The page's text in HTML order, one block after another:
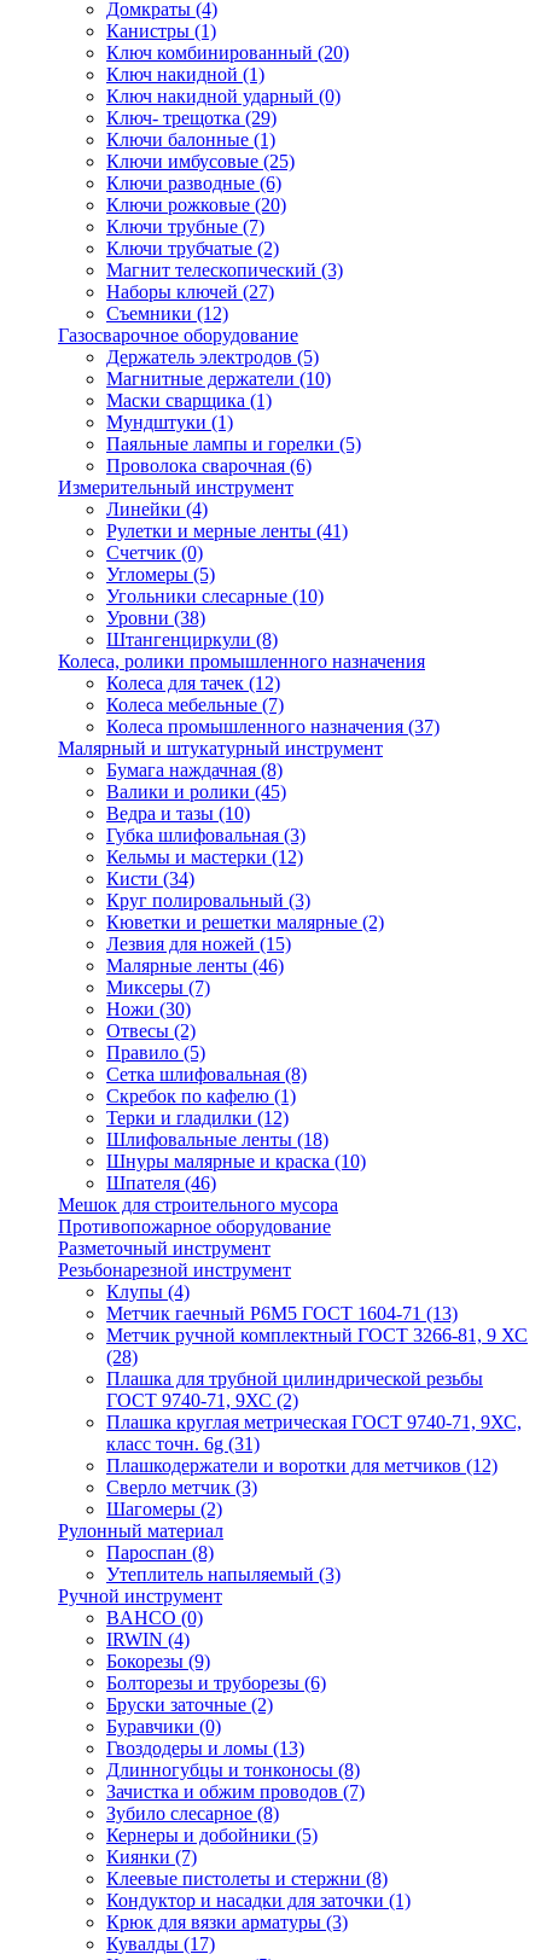
Домкраты (4)
Канистры (1)
Ключ комбинированный (20)
Ключ накидной (1)
Ключ накидной ударный (0)
Ключ- трещотка (29)
Ключи балонные (1)
Ключи имбусовые (25)
Ключи разводные (6)
Ключи рожковые (20)
Ключи трубные (7)
Ключи трубчатые (2)
Магнит телескопический (3)
Наборы ключей (27)
Съемники (12)
Газосварочное оборудование
Держатель электродов (5)
Магнитные держатели (10)
Маски сварщика (1)
Мундштуки (1)
Паяльные лампы и горелки (5)
Проволока сварочная (6)
Измерительный инструмент
Линейки (4)
Рулетки и мерные ленты (41)
Счетчик (0)
Угломеры (5)
Угольники слесарные (10)
Уровни (38)
Штангенциркули (8)
Колеса, ролики промышленного назначения
Колеса для тачек (12)
Колеса мебельные (7)
Колеса промышленного назначения (37)
Малярный и штукатурный инструмент
Бумага наждачная (8)
Валики и ролики (45)
Ведра и тазы (10)
Губка шлифовальная (3)
Кельмы и мастерки (12)
Кисти (34)
Круг полировальный (3)
Кюветки и решетки малярные (2)
Лезвия для ножей (15)
Малярные ленты (46)
Миксеры (7)
Ножи (30)
Отвесы (2)
Правило (5)
Сетка шлифовальная (8)
Скребок по кафелю (1)
Терки и гладилки (12)
Шлифовальные ленты (18)
Шнуры малярные и краска (10)
Шпателя (46)
Мешок для строительного мусора
Противопожарное оборудование
Разметочный инструмент
Резьбонарезной инструмент
Клупы (4)
Метчик гаечный Р6М5 ГОСТ 1604-71 (13)
Метчик ручной комплектный ГОСТ 3266-81, 9 ХС
(28)
Плашка для трубной цилиндрической резьбы
ГОСТ 9740-71, 9ХС (2)
Плашка круглая метрическая ГОСТ 9740-71, 9ХС,
класс точн. 6g (31)
Плашкодержатели и воротки для метчиков (12)
Сверло метчик (3)
Шагомеры (2)
Рулонный материал
Пароспан (8)
Утеплитель напыляемый (3)
Ручной инструмент
BAHCO (0)
IRWIN (4)
Бокорезы (9)
Болторезы и труборезы (6)
Бруски заточные (2)
Буравчики (0)
Гвоздодеры и ломы (13)
Длинногубцы и тонконосы (8)
Зачистка и обжим проводов (7)
Зубило слесарное (8)
Кернеры и добойники (5)
Киянки (7)
Клеевые пистолеты и стержни (8)
Кондуктор и насадки для заточки (1)
Крюк для вязки арматуры (3)
Кувалды (17)